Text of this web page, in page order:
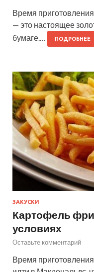
Время
— это настоящее
бумаге.…
ПОДРОБНЕЕ
ЗАКУСКИ
Картофель
условиях
Оставьте комментарий
Время